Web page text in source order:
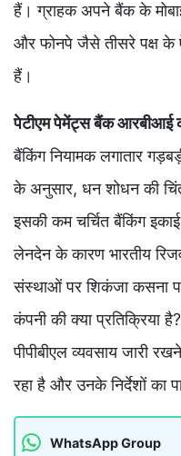
हैं। ग्राहक अपने बैंक के
और फोनपे जैसे तीसरे पक्ष के
हैं।
पेटीएम पेमेंट्स बैंक आरबीआई
बैंकिंग नियामक लगातार
के अनुसार, धन शोधन की
इसकी कम चर्चित बैंकिंग
लेनदेन के कारण भारतीय
संस्थाओं पर शिकंजा कसना
कंपनी की क्या प्रतिक्रिया
पीपीबीएल व्यवसाय जारी
रहा है और उनके निर्देशों का
WhatsApp Group